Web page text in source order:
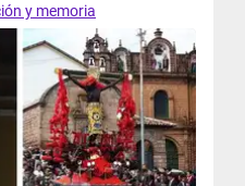
y memoria